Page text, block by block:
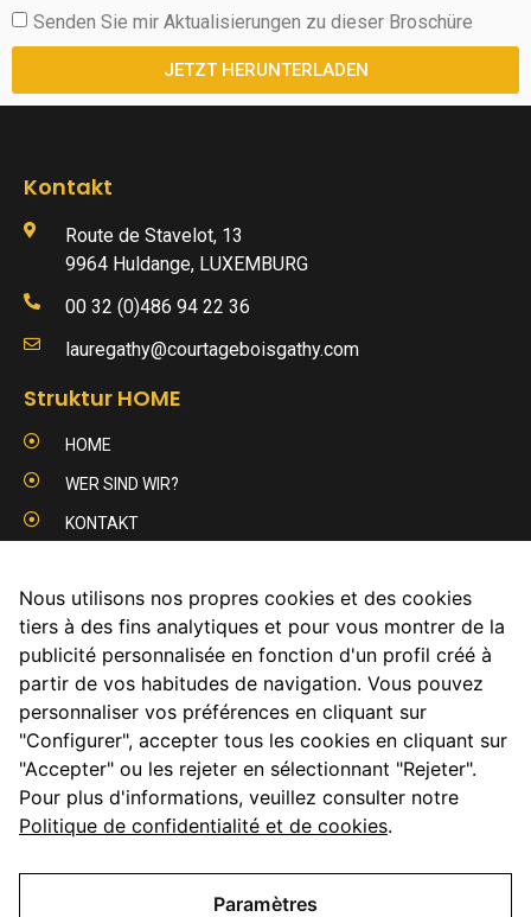
Senden Sie mir Aktualisierungen zu dieser Broschüre
JETZT HERUNTERLADEN
Kontakt
Route de Stavelot, 13
9964 Huldange, LUXEMBURG
00 32 (0)486 94 22 36
lauregathy@courtageboisgathy.com
Struktur HOME
HOME
WER SIND WIR?
KONTAKT
Produkten
SCHNITTHOLZ
MASSIV-HOLZBAUELEMENTE BSP- CLT
BIOBRENNSTOFF PELLET
Folgen Sie uns
Nous utilisons nos propres cookies et des cookies
tiers à des fins analytiques et pour vous montrer de la
publicité personnalisée en fonction d'un profil créé à
partir de vos habitudes de navigation. Vous pouvez
personnaliser vos préférences en cliquant sur
"Configurer", accepter tous les cookies en cliquant sur
"Accepter" ou les rejeter en sélectionnant "Rejeter".
Pour plus d'informations, veuillez consulter notre
Politique de confidentialité et de cookies.
Paramètres